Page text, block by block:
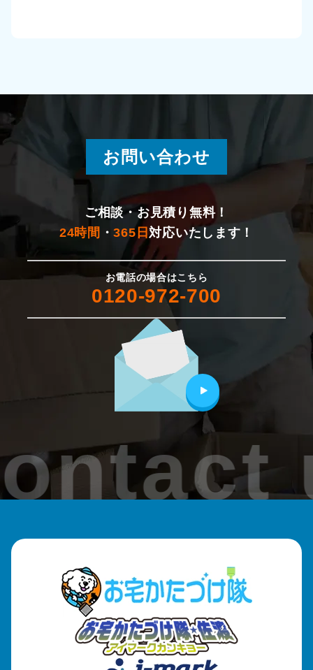
佐渡市
村上市
胎内市
聖籠町
見附市
刈羽村
南魚沼市
津南町
お問い合わせ
ご相談・お見積り無料！
24時間 ・365日対応いたします！
お電話の場合はこちら
0120-972-700